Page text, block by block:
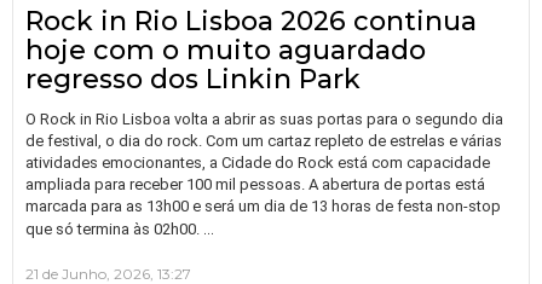
Rock in Rio Lisboa 2026 continua
hoje com o muito aguardado
regresso dos Linkin Park
O Rock in Rio Lisboa volta a abrir as suas portas para o segundo dia
de festival, o dia do rock. Com um cartaz repleto de estrelas e várias
atividades emocionantes, a Cidade do Rock está com capacidade
ampliada para receber 100 mil pessoas. A abertura de portas está
marcada para as 13h00 e será um dia de 13 horas de festa non-stop
que só termina às 02h00.
21 de Junho, 2026, 13:27